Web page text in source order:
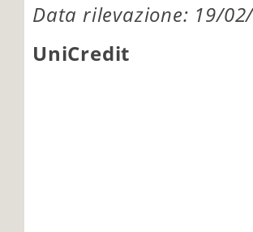
Data rilevazione: 19/
UniCredit